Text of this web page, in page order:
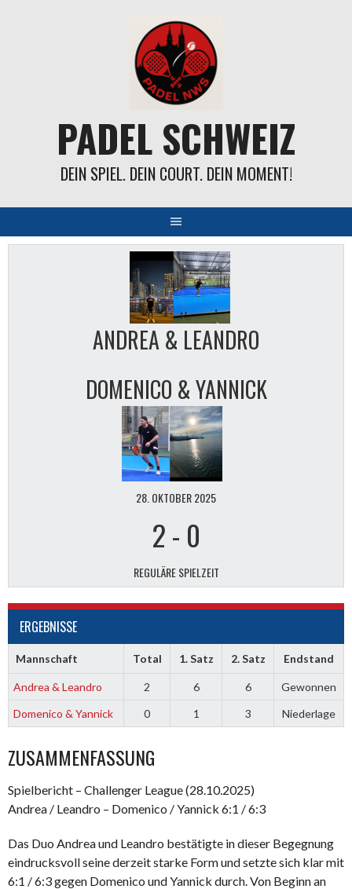
PADEL SCHWEIZ
DEIN SPIEL. DEIN COURT. DEIN MOMENT!
ANDREA & LEANDRO
DOMENICO & YANNICK
28. OKTOBER 2025
2- 0
REGULÄRE SPIELZEIT
ERGEBNISSE
Mannschaft Total 1. Satz 2. Satz Endstand
Andrea & Leandro 2 6 6
Gewonnen
Domenico & Yannick
0 1 3 Niederlage
ZUSAMMENFASSUNG
Spielbericht – Challenger League (28.10.2025)
Andrea / Leandro – Domenico / Yannick 6:1 / 6:3
Das Duo Andrea und Leandro bestätigte in dieser Begegnung
eindrucksvoll seine derzeit starke Form und setzte sich klar mit
6:1 / 6:3 gegen Domenico und Yannick durch. Von Beginn an